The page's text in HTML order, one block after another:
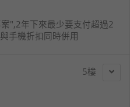
",2年下來最少要支付超過2
手機折扣同時併用
5